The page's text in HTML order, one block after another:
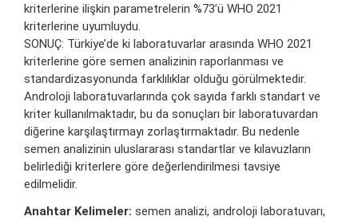
kriterlerine ilişkin parametrelerin %73’ü WHO 2021
kriterlerine uyumluydu.
SONUÇ: Türkiye’de ki laboratuvarlar arasında WHO 2021
kriterlerine göre semen analizinin raporlanması ve
standardizasyonunda farklılıklar olduğu görülmektedir.
Androloji laboratuvarlarında çok sayıda farklı standart ve
kriter kullanılmaktadır, bu da sonuçları bir laboratuvardan
diğerine karşılaştırmayı zorlaştırmaktadır. Bu nedenle
semen analizinin uluslararası standartlar ve kılavuzların
belirlediği kriterlere göre değerlendirilmesi tavsiye
edilmelidir.
Anahtar Kelimeler: semen analizi, androloji laboratuvarı,